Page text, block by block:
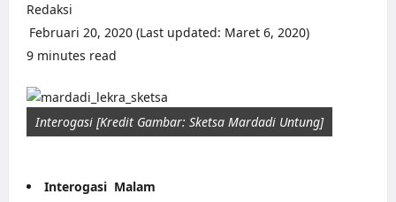
Redaksi
Februari 20, 2020 (Last updated: Maret 6, 2020)
9 minutes read
Interogasi [Kredit Gambar: Sketsa Mardadi Untung]
Interogasi Malam